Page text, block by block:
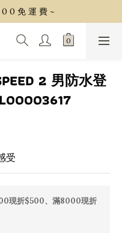
0 免 運 費 ~
0 免 運 費 ~
饋 (1點=1元)
2 男防水登
受
現折$500、滿8000現折